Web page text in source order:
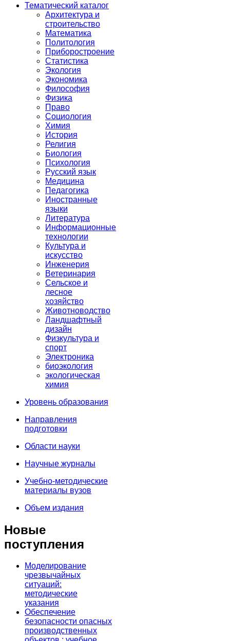
Тематический каталог
Архитектура и
строительство
Математика
Политология
Приборостроение
Статистика
Экология
Экономика
Философия
Физика
Право
Социология
Химия
История
Религия
Биология
Психология
Русский язык
Медицина
Педагогика
Иностранные
языки
Литература
Информационные
технологии
Культура и
искусство
Инженерия
Ветеринария
Сельское и
лесное
хозяйство
Животноводство
Ландшафтный
дизайн
Физкультура и
спорт
Электроника
биоэкология
экологическая
химия
Уровень образования
Направления
подготовки
Области науки
Научные журналы
Учебно-методические
материалы вузов
Объем издания
Новые
поступления
Моделирование
чрезвычайных
ситуаций:
методические
указания
Обеспечение
безопасности опасных
производственных